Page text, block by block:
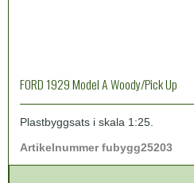
FORD 1929 Model A Woody/Pick Up
Plastbyggsats i skala 1:25.
Artikelnummer fubygg25203